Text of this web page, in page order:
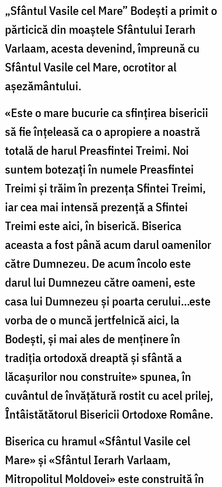
„Sfântul Vasile cel Mare” Bodeşti a primit o
părticică din moaştele Sfântului Ierarh
Varlaam, acesta devenind, împreună cu
Sfântul Vasile cel Mare, ocrotitor al
aşezământului.
«Este o mare bucurie ca sfinţirea bisericii
să fie înţeleasă ca o apropiere a noastră
totală de harul Preasfintei Treimi. Noi
suntem botezaţi în numele Preasfintei
Treimi şi trăim în prezenţa Sfintei Treimi,
iar cea mai intensă prezenţă a Sfintei
Treimi este aici, în biserică. Biserica
aceasta a fost până acum darul oamenilor
către Dumnezeu. De acum încolo este
darul lui Dumnezeu către oameni, este
casa lui Dumnezeu şi poarta cerului…este
vorba de o muncă jertfelnică aici, la
Bodeşti, şi mai ales de menţinere în
tradiţia ortodoxă dreaptă şi sfântă a
lăcaşurilor nou construite» spunea, în
cuvântul de învăţătură rostit cu acel prilej,
Întâistătătorul Bisericii Ortodoxe Române.
Biserica cu hramul «Sfântul Vasile cel
Mare» şi «Sfântul Ierarh Varlaam,
Mitropolitul Moldovei» este construită în